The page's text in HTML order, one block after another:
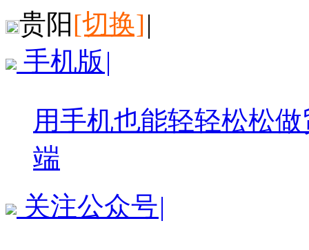
贵阳[切换]|
手机版 |
用手机也能轻轻松松
端
关注公众号|